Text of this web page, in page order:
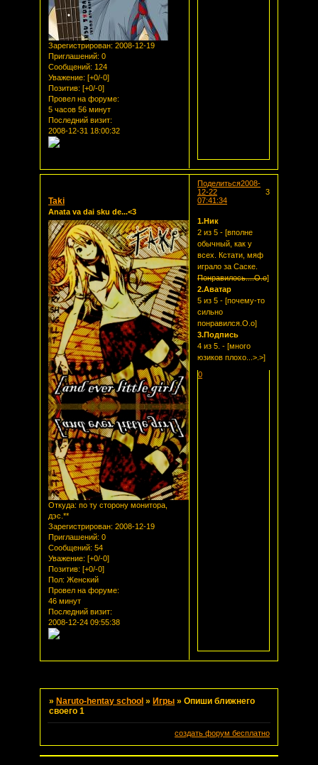
Зарегистрирован: 2008-12-19
Приглашений: 0
Сообщений: 124
Уважение: [+0/-0]
Позитив: [+0/-0]
Провел на форуме:
5 часов 56 минут
Последний визит:
2008-12-31 18:00:32
Поделиться
3
2008-
12-22
07:41:34
Taki
Anata va dai sku de...<3
Откуда: по ту сторону монитора,
дэс.**
Зарегистрирован: 2008-12-19
Приглашений: 0
Сообщений: 54
Уважение: [+0/-0]
Позитив: [+0/-0]
Пол: Женский
Провел на форуме:
46 минут
Последний визит:
2008-12-24 09:55:38
1.Ник
2 из 5 - [вполне
обычный, как у
всех. Кстати, мяф
играло за Саске.
Понравилось....О.о]
2.Аватар
5 из 5 - [почему-то
сильно
понравился.О.о]
3.Подпись
4 из 5. - [много
юзиков плохо...>.>]
0
»Naruto-hentay school »Игры »Опиши ближнего
своего 1
создать форум бесплатно